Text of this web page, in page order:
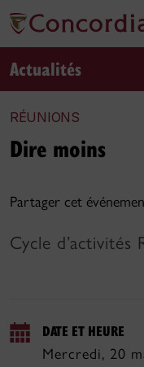
Actualités
RÉUNIONS
Partager cet
Dire moins
Cycle d’activités
DATE ET HEURE
Mercredi, 20